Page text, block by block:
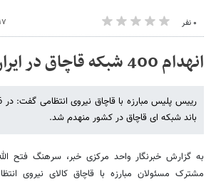
۰ نفر ۱۷ مهر
انهدام 400 شبکه قاچاق در ایران
باند شبکه ای قاچاق در کشور منهدم شد.
به گزارش خبرنگار واحد مرکزی خبر، سرهنگ فتح
مشترک مسئولان مبارزه با قاچاق کالای نیروی